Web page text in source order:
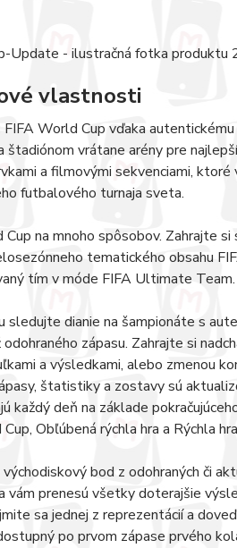
vlastnosti
World Cup vďaka
vrátane arény pre
a filmovými sekvenciami,
futbalového turnaja sveta.
na mnoho spôsobov. Zahrajte
tematického obsahu
tím v móde FIFA Ultimate Team.
sledujte dianie na šampionáte s
zápasu. Zahrajte si
a výsledkami, alebo zmenou
štatistiky a zostavy sú
každý deň na základe
Obľúbená rýchla hra a Rýchla
bod z odohraných či
vám prenesú všetky doterajšie
sa jednej z reprezentácií a
po prvom zápase prvého